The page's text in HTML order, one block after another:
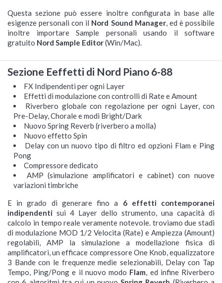
Questa sezione può essere inoltre configurata in base alle
esigenze personali con il Nord Sound Manager, ed è possibile
inoltre importare Sample personali usando il software
gratuito Nord Sample Editor(Win/Mac).
Sezione Eeffetti di Nord Piano 6-88
FX Indipendenti per ogni Layer
Effetti di modulazione con controlli di Rate e Amount
Riverbero globale con regolazione per ogni Layer, con
Pre-Delay, Chorale e modi Bright/Dark
Nuovo Spring Reverb (riverbero a molla)
Nuovo effetto Spin
Delay con un nuovo tipo di filtro ed opzioni Flam e Ping
Pong
Compressore dedicato
AMP (simulazione amplificatori e cabinet) con nuove
variazioni timbriche
E in grado di generare fino a 6 effetti contemporanei
indipendenti sui 4 Layer dello strumento, una capacità di
calcolo in tempo reale veramente notevole. troviamo due stadi
di modulazione MOD 1/2 Velocita (Rate) e Ampiezza (Amount)
regolabili, AMP la simulazione a modellazione fisica di
amplificatori, un efficace compressore One Knob, equalizzatore
3 Bande con le frequenze medie selezionabili, Delay con Tap
Tempo, Ping/Pong e il nuovo modo Flam , ed infine Riverbero